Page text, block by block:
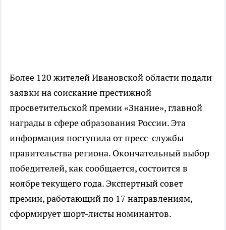
Более 120 жителей Ивановской области подали
заявки на соискание престижной
просветительской премии «Знание», главной
награды в сфере образования России. Эта
информация поступила от пресс-службы
правительства региона. Окончательный выбор
победителей, как сообщается, состоится в
ноябре текущего года. Экспертный совет
премии, работающий по 17 направлениям,
сформирует шорт-листы номинантов.